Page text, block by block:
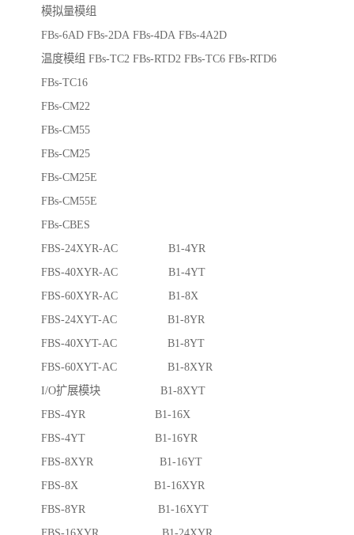
模拟量模组
FBs-6AD FBs-2DA FBs-4DA FBs-4A2D
温度模组 FBs-TC2 FBs-RTD2 FBs-TC6 FBs-RTD6
FBs-TC16
FBs-CM22
FBs-CM55
FBs-CM25
FBs-CM25E
FBs-CM55E
FBs-CBES
FBS-24XYR-AC B1-4YR
FBS-40XYR-AC B1-4YT
FBS-60XYR-AC B1-8X
FBS-24XYT-AC B1-8YR
FBS-40XYT-AC B1-8YT
FBS-60XYT-AC B1-8XYR
I/O扩展模块 B1-8XYT
FBS-4YR B1-16X
FBS-4YT B1-16YR
FBS-8XYR B1-16YT
FBS-8X B1-16XYR
FBS-8YR B1-16XYT